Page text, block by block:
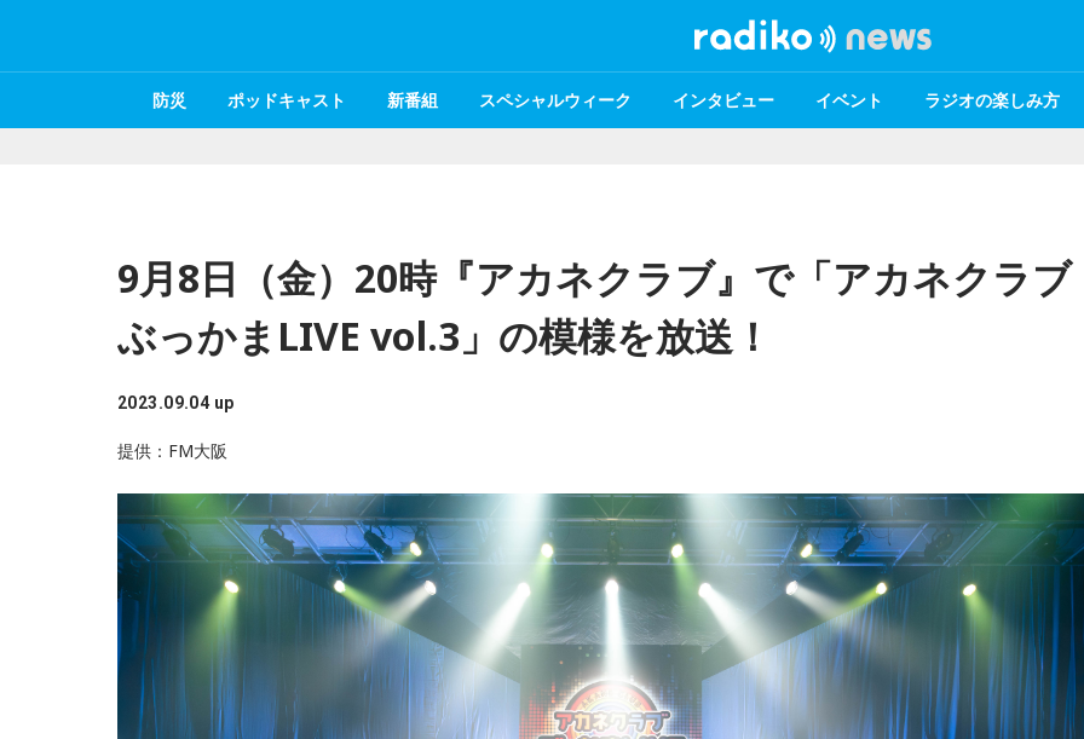
防災 ポッドキャスト 新番組 スペシャルウィーク インタビュー イベント ラジオの楽しみ方
9月8日（金）20時『アカネクラブ』で「アカネクラブ
ぶっかまLIVE vol.3」の模様を放送！
2023.09.04 up
提供：FM大阪